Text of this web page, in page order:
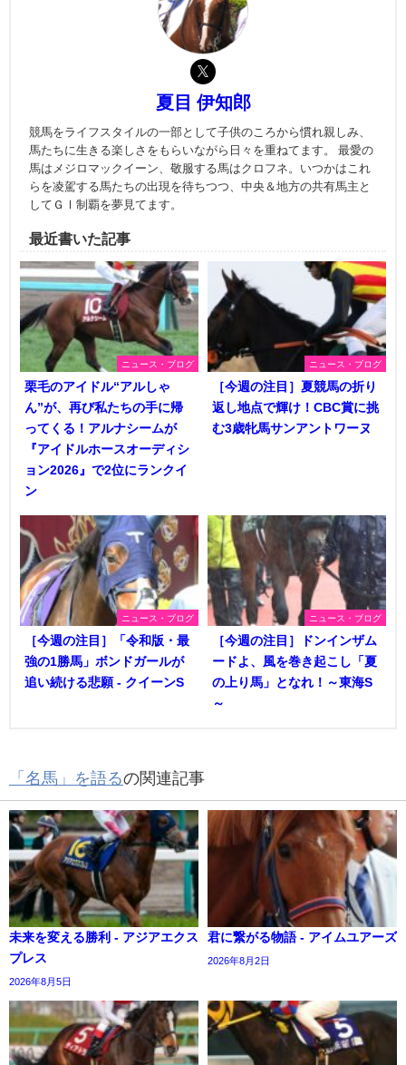
夏目 伊知郎
競馬をライフスタイルの一部として子供のころから慣れ親しみ、
馬たちに生きる楽しさをもらいながら日々を重ねてます。 最愛の
馬はメジロマックイーン、敬服する馬はクロフネ。いつかはこれ
らを凌駕する馬たちの出現を待ちつつ、中央＆地方の共有馬主と
してＧⅠ制覇を夢見てます。
最近書いた記事
ニュース・ブログ
栗毛のアイドル“アルしゃ
ん”が、再び私たちの手に帰
ってくる！アルナシームが
『アイドルホースオーディシ
ョン2026』で2位にランクイ
ン
ニュース・ブログ
［今週の注目］夏競馬の折り
返し地点で輝け！CBC賞に挑
む3歳牝馬サンアントワーヌ
ニュース・ブログ
［今週の注目］「令和版・最
強の1勝馬」ボンドガールが
追い続ける悲願 - クイーンS
ニュース・ブログ
［今週の注目］ドンインザム
ードよ、風を巻き起こし「夏
の上り馬」となれ！～東海S
～
「名馬」を語るの関連記事
未来を変える勝利 - アジアエクス
プレス
2026年8月5日
君に繋がる物語 - アイムユアーズ
2026年8月2日